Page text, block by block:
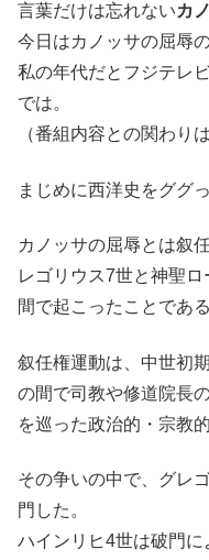
言葉だけは忘れないカ
今日はカノッサの屈辱
私の年代だとフジテレ
では。
（番組内容との関わり
まじめに西洋史をググ
カノッサの屈辱とは叙
レゴリウス7世と神聖
間で起こったことである
叙任権運動は、中世初
の間で司教や修道院長
を巡った政治的・宗教
その争いの中で、グレ
門した。
ハインリヒ4世は破門